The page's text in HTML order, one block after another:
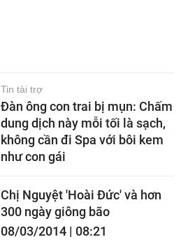
Tin tài trợ
Đàn ông con trai bị mụn: Chấm
dung dịch này mỗi tối là sạch,
không cần đi Spa với bôi kem
như con gái
Chị Nguyệt 'Hoài Đức' và hơn
300 ngày giông bão
08/03/2014 | 08:21